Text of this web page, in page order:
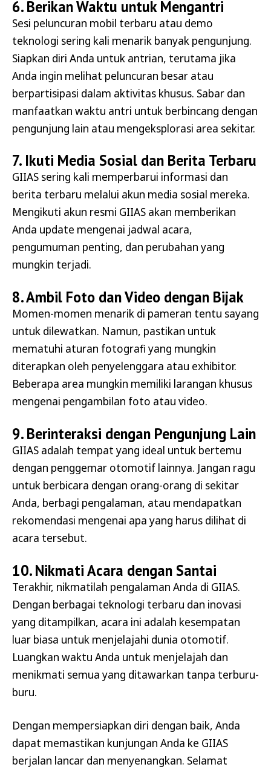
6. Berikan Waktu untuk Mengantri
Sesi peluncuran mobil terbaru atau demo
teknologi sering kali menarik banyak pengunjung.
Siapkan diri Anda untuk antrian, terutama jika
Anda ingin melihat peluncuran besar atau
berpartisipasi dalam aktivitas khusus. Sabar dan
manfaatkan waktu antri untuk berbincang dengan
pengunjung lain atau mengeksplorasi area sekitar.
7. Ikuti Media Sosial dan Berita Terbaru
GIIAS sering kali memperbarui informasi dan
berita terbaru melalui akun media sosial mereka.
Mengikuti akun resmi GIIAS akan memberikan
Anda update mengenai jadwal acara,
pengumuman penting, dan perubahan yang
mungkin terjadi.
8. Ambil Foto dan Video dengan Bijak
Momen-momen menarik di pameran tentu sayang
untuk dilewatkan. Namun, pastikan untuk
mematuhi aturan fotografi yang mungkin
diterapkan oleh penyelenggara atau exhibitor.
Beberapa area mungkin memiliki larangan khusus
mengenai pengambilan foto atau video.
9. Berinteraksi dengan Pengunjung Lain
GIIAS adalah tempat yang ideal untuk bertemu
dengan penggemar otomotif lainnya. Jangan ragu
untuk berbicara dengan orang-orang di sekitar
Anda, berbagi pengalaman, atau mendapatkan
rekomendasi mengenai apa yang harus dilihat di
acara tersebut.
10. Nikmati Acara dengan Santai
Terakhir, nikmatilah pengalaman Anda di GIIAS.
Dengan berbagai teknologi terbaru dan inovasi
yang ditampilkan, acara ini adalah kesempatan
luar biasa untuk menjelajahi dunia otomotif.
Luangkan waktu Anda untuk menjelajah dan
menikmati semua yang ditawarkan tanpa terburu-
buru.
Dengan mempersiapkan diri dengan baik, Anda
dapat memastikan kunjungan Anda ke GIIAS
berjalan lancar dan menyenangkan. Selamat